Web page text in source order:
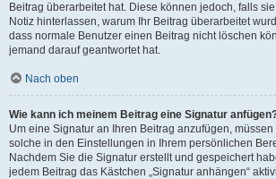
Beitrag überarbeitet hat. Diese können jedoch, falls
Notiz hinterlassen, warum Ihr Beitrag überarbeitet
dass normale Benutzer einen Beitrag nicht löschen
jemand darauf geantwortet hat.
Nach oben
Wie kann ich meinem Beitrag eine Signatur
Um eine Signatur an Ihren Beitrag anzufügen,
solche in den Einstellungen in Ihrem persönlichen
Nachdem Sie die Signatur erstellt und gespeichert
jedem Beitrag das Kästchen „Signatur anhängen“